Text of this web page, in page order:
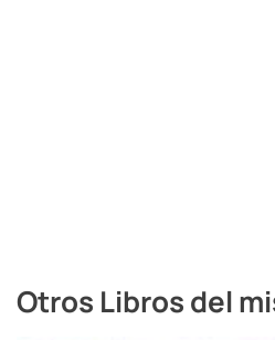
Otros Libros del